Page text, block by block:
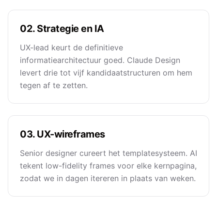
02. Strategie en IA
UX-lead keurt de definitieve
informatiearchitectuur goed. Claude Design
levert drie tot vijf kandidaatstructuren om hem
tegen af te zetten.
03. UX-wireframes
Senior designer cureert het templatesysteem. AI
tekent low-fidelity frames voor elke kernpagina,
zodat we in dagen itereren in plaats van weken.